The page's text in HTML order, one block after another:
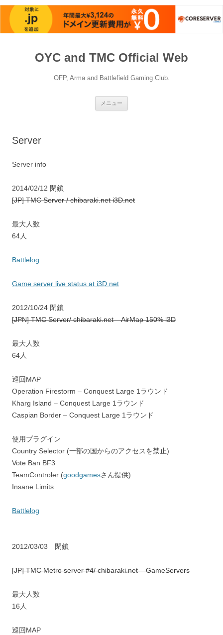
OYC and TMC Official Web
OFP, Arma and Battlefield Gaming Club.
メニュー
Server
Server info
2014/02/12 閉鎖
[JP] TMC Server / chibaraki.net i3D.net
最大人数
64人
Battlelog
Game server live status at i3D.net
2012/10/24 閉鎖
[JPN] TMC Server/ chibaraki.net – AirMap 150% i3D
最大人数
64人
巡回MAP
Operation Firestorm – Conquest Large 1ラウンド
Kharg Island – Conquest Large 1ラウンド
Caspian Border – Conquest Large 1ラウンド
使用プラグイン
Country Selector (一部の国からのアクセスを禁止)
Vote Ban BF3
TeamControler (goodgamesさん提供)
Insane Limits
Battlelog
2012/03/03 閉鎖
[JP] TMC Metro server #4/ chibaraki.net – GameServers
最大人数
16人
巡回MAP